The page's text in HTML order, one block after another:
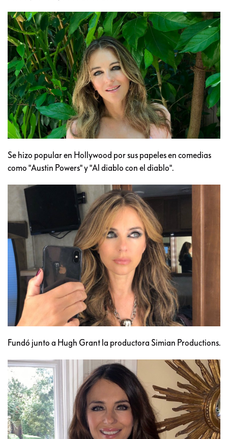
Se hizo popular en Hollywood por sus papeles en comedias
como "Austin Powers" y "Al diablo con el diablo".
Fundó junto a Hugh Grant la productora Simian Productions.